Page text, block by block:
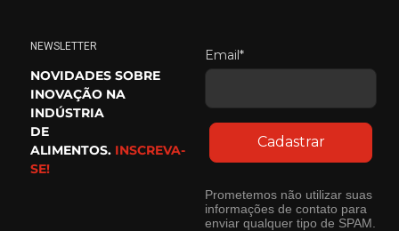
NEWSLETTER
NOVIDADES SOBRE
INOVAÇÃO NA
INDÚSTRIA
DE
ALIMENTOS. INSCREVA-
SE!
Email*
Cadastrar
Prometemos não utilizar suas
informações de contato para
enviar qualquer tipo de SPAM.